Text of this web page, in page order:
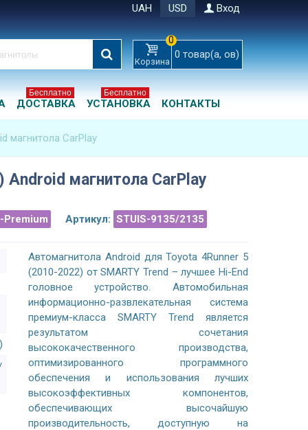
UAH USD Вход
Корзина
0
0 товар(а, ов)
ДОСТАВКА
Бесплатно
УСТАНОВКА
Бесплатно
КОНТАКТЫ
магнитола CarPlay
Android магнитола CarPlay
Premium Артикул: STUIS-9135/2135
Автомагнитола Android для Toyota 4Runner 5
(2010-2022) от SMARTY Trend – лучшее Hi-End
головное устройство. Автомобильная
информационно-развлекательная система
премиум-класса SMARTY Trend является
результатом сочетания
высококачественного производства,
оптимизированного программного
обеспечения и использования лучших
высокоэффективных компонентов,
обеспечивающих высочайшую
производительность, доступную на